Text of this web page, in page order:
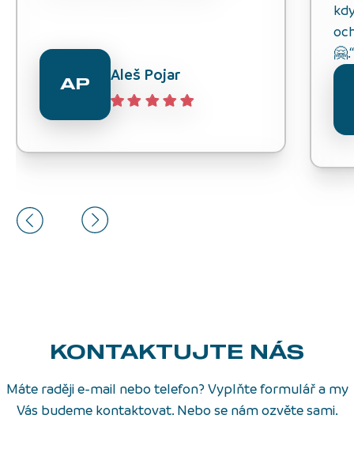
AP Aleš Pojar
KONTAKTUJTE NÁS
Máte raději e-mail nebo telefon? Vyplňte formulář a my
Vás budeme kontaktovat. Nebo se nám ozvěte sami.